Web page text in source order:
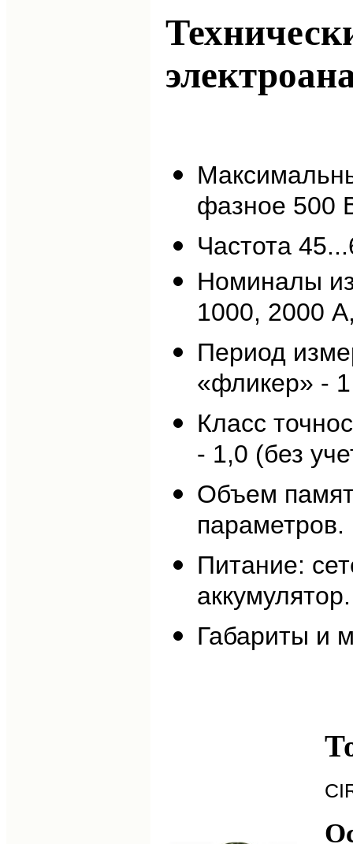
фазное 500
Частота
Номиналы
1000, 2000
Период
«фликер» -
Класс
- 1,0 (без
Объем
параметров.
Питание:
аккумулятор.
Габариты и